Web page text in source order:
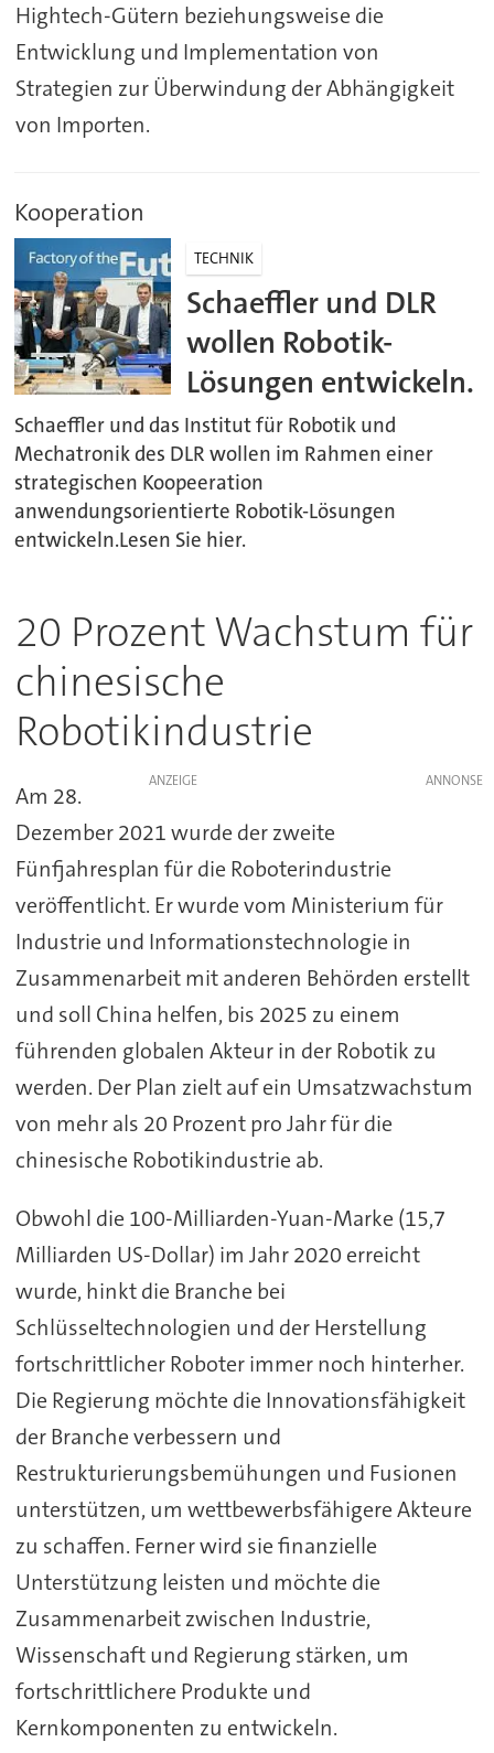
Hightech-Gütern beziehungsweise die
Entwicklung und Implementation von
Strategien zur Überwindung der Abhängigkeit
von Importen.
Kooperation
TECHNIK
Schaeffler und DLR
wollen Robotik-
Lösungen entwickeln.
Schaeffler und das Institut für Robotik und
Mechatronik des DLR wollen im Rahmen einer
strategischen Koopeeration
anwendungsorientierte Robotik-Lösungen
entwickeln.Lesen Sie hier.
20 Prozent Wachstum für
chinesische
Robotikindustrie
ANZEIGE
Am 28.
Dezember 2021 wurde der zweite
Fünfjahresplan für die Roboterindustrie
veröffentlicht. Er wurde vom Ministerium für
Industrie und Informationstechnologie in
Zusammenarbeit mit anderen Behörden erstellt
und soll China helfen, bis 2025 zu einem
führenden globalen Akteur in der Robotik zu
werden. Der Plan zielt auf ein Umsatzwachstum
von mehr als 20 Prozent pro Jahr für die
chinesische Robotikindustrie ab.
Obwohl die 100-Milliarden-Yuan-Marke (15,7
Milliarden US-Dollar) im Jahr 2020 erreicht
wurde, hinkt die Branche bei
Schlüsseltechnologien und der Herstellung
fortschrittlicher Roboter immer noch hinterher.
Die Regierung möchte die Innovationsfähigkeit
der Branche verbessern und
Restrukturierungsbemühungen und Fusionen
unterstützen, um wettbewerbsfähigere Akteure
zu schaffen. Ferner wird sie finanzielle
Unterstützung leisten und möchte die
Zusammenarbeit zwischen Industrie,
Wissenschaft und Regierung stärken, um
fortschrittlichere Produkte und
Kernkomponenten zu entwickeln.